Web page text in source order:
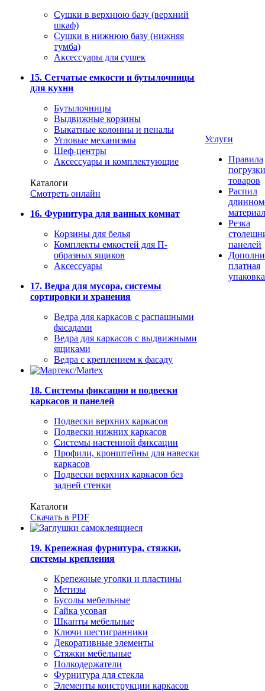
Сушки в верхнюю базу (верхний
шкаф)
Сушки в нижнюю базу (нижняя
тумба)
Аксессуары для сушек
15. Сетчатые емкости и бутылочницы
для кухни
Бутылочницы
Выдвижные корзины
Выкатные колонны и пеналы
Угловые механизмы
Шеф-центры
Аксессуары и комплектующие
Каталоги
Смотреть онлайн
16. Фурнитура для ванных комнат
Корзины для белья
Комплекты емкостей для П-
образных ящиков
Аксессуары
17. Ведра для мусора, системы
сортировки и хранения
Ведра для каркасов с распашными
фасадами
Ведра для каркасов с выдвижными
ящиками
Ведра с креплением к фасаду
18. Системы фиксации и подвески
каркасов и панелей
Подвески верхних каркасов
Подвески нижних каркасов
Системы настенной фиксации
Профили, кронштейны для навески
каркасов
Подвески верхних каркасов без
задней стенки
Каталоги
Скачать в PDF
19. Крепежная фурнитура, стяжки,
системы крепления
Крепежные уголки и пластины
Метизы
Бусолы мебельные
Гайка усовая
Шканты мебельные
Ключи шестигранники
Декоративные элементы
Стяжки мебельные
Полкодержатели
Фурнитура для стекла
Элементы конструкции каркасов
Услуги
Правила
погрузки
товаров
Распил
Резка
панелей
платная
упаковка